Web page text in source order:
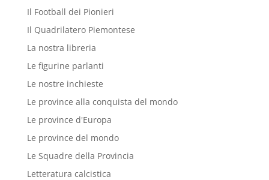
Il Football dei Pionieri
Il Quadrilatero Piemontese
La nostra libreria
Le figurine parlanti
Le nostre inchieste
Le province alla conquista del mondo
Le province d'Europa
Le province del mondo
Le Squadre della Provincia
Letteratura calcistica